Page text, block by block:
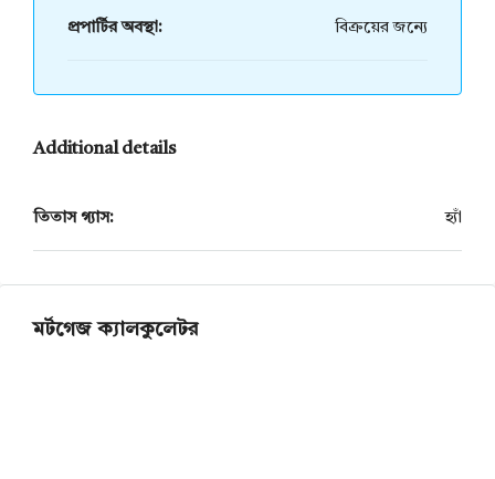
প্রপার্টির অবস্থা: বিক্রয়ের জন্যে
Additional details
তিতাস গ্যাস: হ্যাঁ
মর্টগেজ ক্যালকুলেটর